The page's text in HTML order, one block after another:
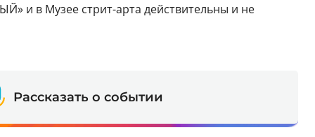
и в Музее стрит-арта действительны и не
Рассказать о событии